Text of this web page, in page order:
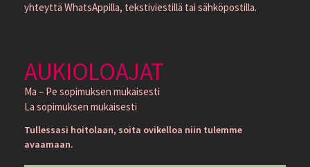
yhteyttä WhatsAppilla, tekstiviestillä tai sähköpostilla.
AUKIOLOAJAT
Ma – Pe sopimuksen mukaisesti
La sopimuksen mukaisesti
Tullessasi hoitolaan, soita ovikelloa niin tulemme
avaamaan.